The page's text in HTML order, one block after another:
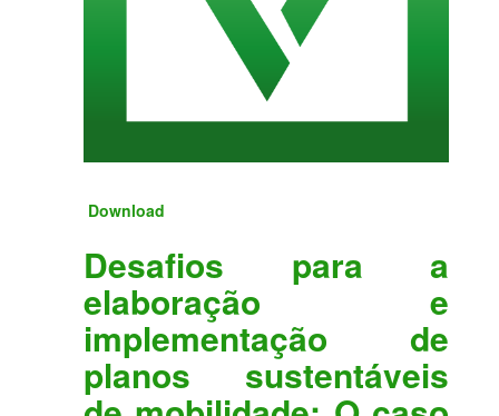
Download
Desafios para a
elaboração e
implementação de
planos sustentáveis